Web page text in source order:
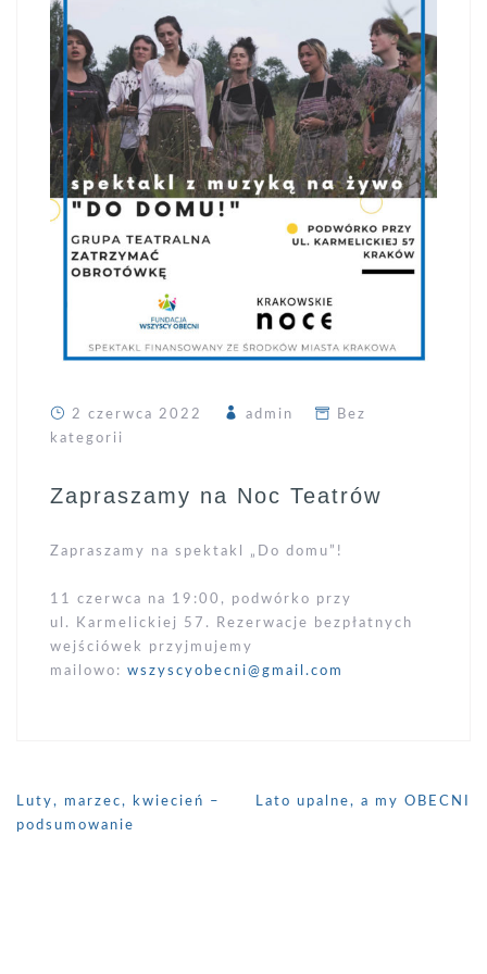
2 czerwca 2022 admin
Bez
kategorii
Zapraszamy na Noc Teatrów
Zapraszamy na spektakl „Do domu”!
11 czerwca na 19:00, podwórko przy
ul. Karmelickiej 57. Rezerwacje bezpłatnych
wejściówek przyjmujemy
mailowo: wszyscyobecni@gmail.com
Nawigacja
wpisu
Luty, marzec, kwiecień –
podsumowanie
Lato upalne, a my OBECNI